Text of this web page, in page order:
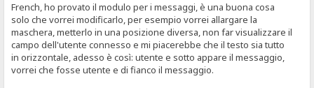
French, ho provato il modulo per i messaggi, è una buona cosa
solo che vorrei modificarlo, per esempio vorrei allargare la
maschera, metterlo in una posizione diversa, non far visualizzare il
campo dell'utente connesso e mi piacerebbe che il testo sia tutto
in orizzontale, adesso è così: utente e sotto appare il messaggio,
vorrei che fosse utente e di fianco il messaggio.